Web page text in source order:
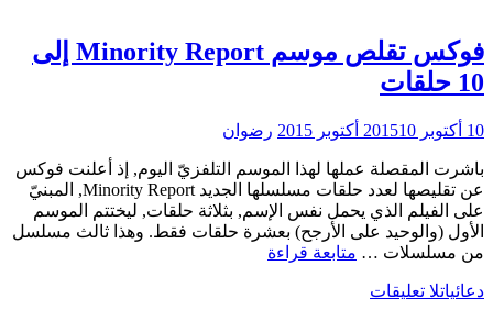
فوكس تقلص موسم Minority Report إلى
10 حلقات
10 أكتوبر 2015 10 أكتوبر 2015 رضوان
باشرت المقصلة عملها لهذا الموسم التلفزيّ اليوم, إذ أعلنت فوكس
عن تقليصها لعدد حلقات مسلسلها الجديد Minority Report, المبنيّ
على الفيلم الذي يحمل نفس الإسم, بثلاثة حلقات, ليختتم الموسم
الأول (والوحيد على الأرجح) بعشرة حلقات فقط. وهذا ثالث مسلسل
من مسلسلات … متابعة قراءة
دعائياتلا تعليقات